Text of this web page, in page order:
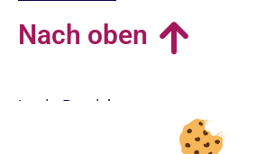
Nach oben
Login-Bereich